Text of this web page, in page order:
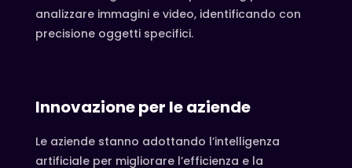
analizzare immagini e video, identificando con
precisione oggetti specifici.
Innovazione per le aziende
Le aziende stanno adottando l’intelligenza
artificiale per migliorare l’efficienza e la